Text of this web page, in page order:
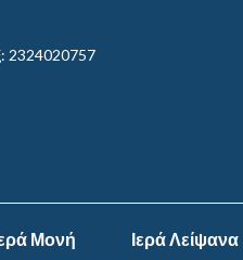
2324020757
Μονή Ιερά Λείψανα